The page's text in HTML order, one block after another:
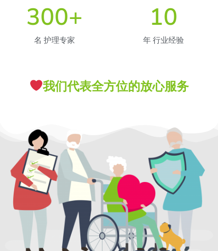
名 护理专家
300+
年 行业经验
10
我们代表全方位的放心服务